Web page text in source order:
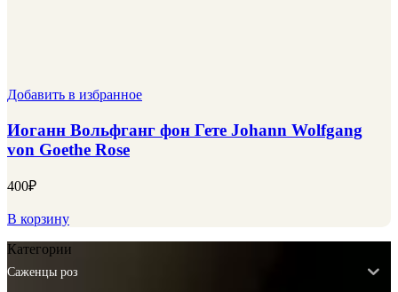
Добавить в избранное
Иоганн Вольфганг фон Гете Johann Wolfgang
von Goethe Rose
400₽
В корзину
Категории
Саженцы роз